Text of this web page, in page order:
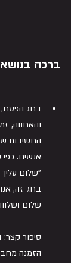
ברכה
בחג הפסח,
והאחווה,
החשיבות
אנשים.
"שלום
בחג זה,
שלום
סיפור
הזמנה